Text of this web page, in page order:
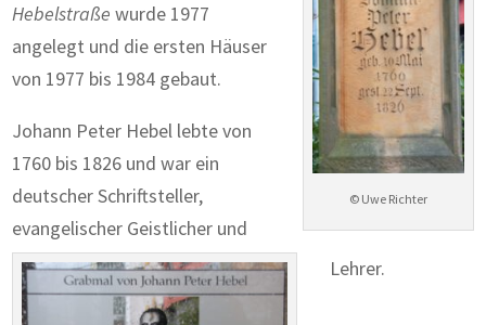
© Uwe Richter
Hebelstraße wurde 1977
angelegt und die ersten Häuser
von 1977 bis 1984 gebaut.
Johann Peter Hebel lebte von
1760 bis 1826 und war ein
deutscher Schriftsteller,
evangelischer Geistlicher und
Lehrer.